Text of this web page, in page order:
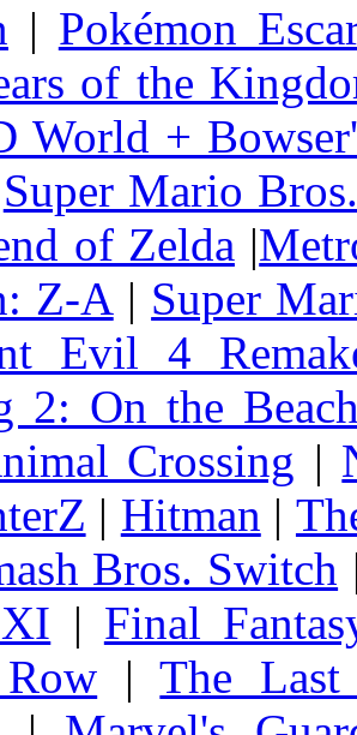
| Pokémon
of the
World +
Super Mario
of Zelda |
Z-A | Super
Evil 4
2: On the
Crossing |
| Hitman |
Bros. Switch
| Final
|The